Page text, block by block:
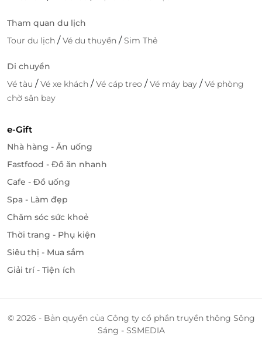
Tham quan du lịch
Tour du lịch /Vé du thuyền /Sim Thẻ
Di chuyển
Vé tàu /Vé xe khách /Vé cáp treo /Vé máy bay /Vé phòng
chờ sân bay
e-Gift
Nhà hàng - Ăn uống
Fastfood - Đồ ăn nhanh
Cafe - Đồ uống
Spa - Làm đẹp
Chăm sóc sức khoẻ
Thời trang - Phụ kiện
Siêu thị - Mua sắm
Giải trí - Tiện ích
© 2026 - Bản quyền của Công ty cổ phần truyền thông Sông
Sáng - SSMEDIA